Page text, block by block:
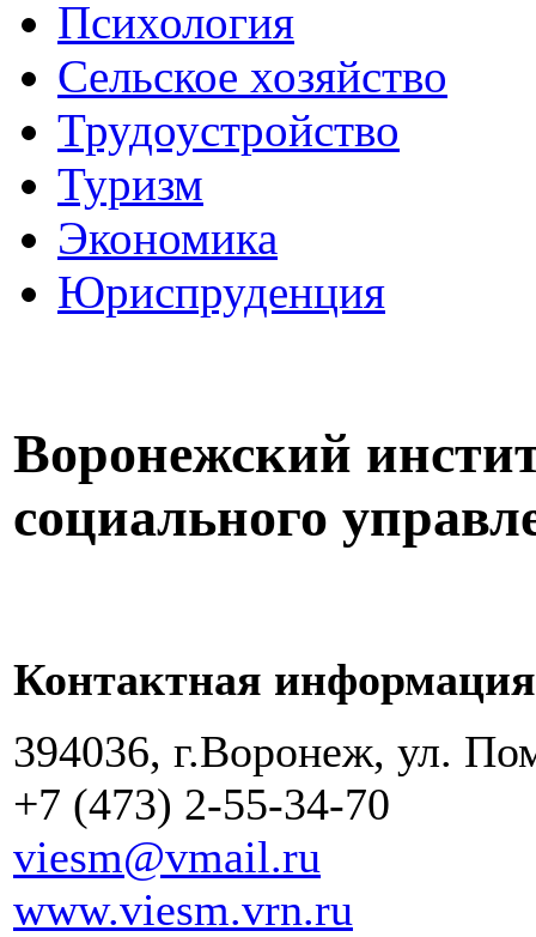
Психология
Сельское хозяйство
Трудоустройство
Туризм
Экономика
Юриспруденция
Воронежский
социального
Контактная информация
394036, г.Воронеж, ул.
+7 (473) 2-55-34-70
viesm@vmail.ru
www.viesm.vrn.ru